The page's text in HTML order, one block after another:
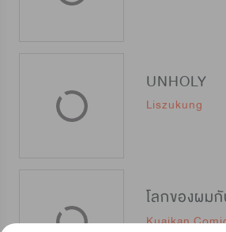
UNHOLY
Liszukung
โลกของผม
Kuaikan